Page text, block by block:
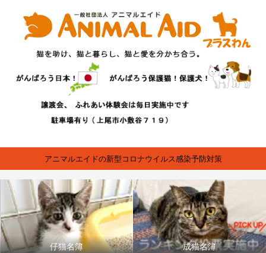
アニマルエイドの新型コロナウイルス感染予防対策
仔猫名簿 成猫名簿